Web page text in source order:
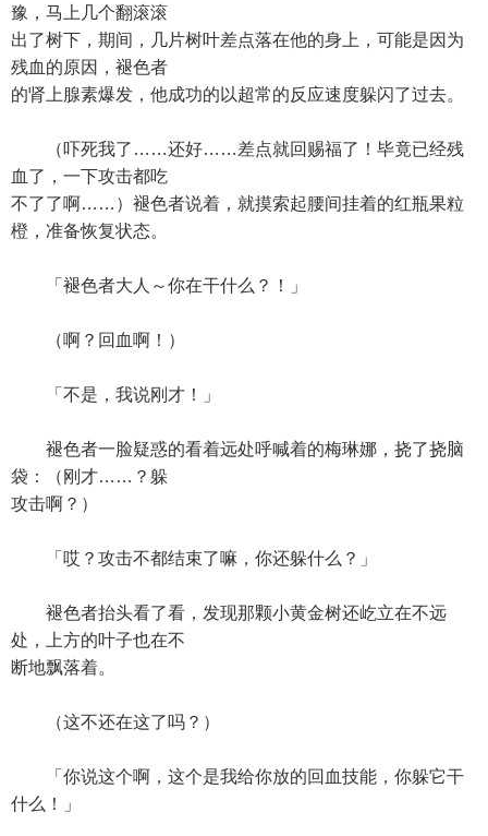
豫，马上几个翻滚滚
出了树下，期间，几片树叶差点落在他的身上，可能是因为
残血的原因，褪色者
的肾上腺素爆发，他成功的以超常的反应速度躲闪了过去。
（吓死我了……还好……差点就回赐福了！毕竟已经残
血了，一下攻击都吃
不了了啊……）褪色者说着，就摸索起腰间挂着的红瓶果粒
橙，准备恢复状态。
「褪色者大人～你在干什么？！」
（啊？回血啊！）
「不是，我说刚才！」
褪色者一脸疑惑的看着远处呼喊着的梅琳娜，挠了挠脑
袋：（刚才……？躲
攻击啊？）
「哎？攻击不都结束了嘛，你还躲什么？」
褪色者抬头看了看，发现那颗小黄金树还屹立在不远
处，上方的叶子也在不
断地飘落着。
（这不还在这了吗？）
「你说这个啊，这个是我给你放的回血技能，你躲它干
什么！」